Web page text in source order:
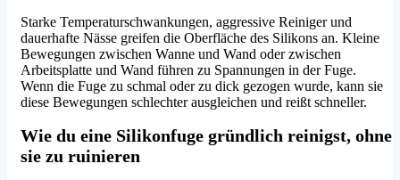
Starke Temperaturschwankungen, aggressive Reiniger und
dauerhafte Nässe greifen die Oberfläche des Silikons an. Kleine
Bewegungen zwischen Wanne und Wand oder zwischen
Arbeitsplatte und Wand führen zu Spannungen in der Fuge.
Wenn die Fuge zu schmal oder zu dick gezogen wurde, kann sie
diese Bewegungen schlechter ausgleichen und reißt schneller.
Wie du eine Silikonfuge gründlich reinigst, ohne
sie zu ruinieren